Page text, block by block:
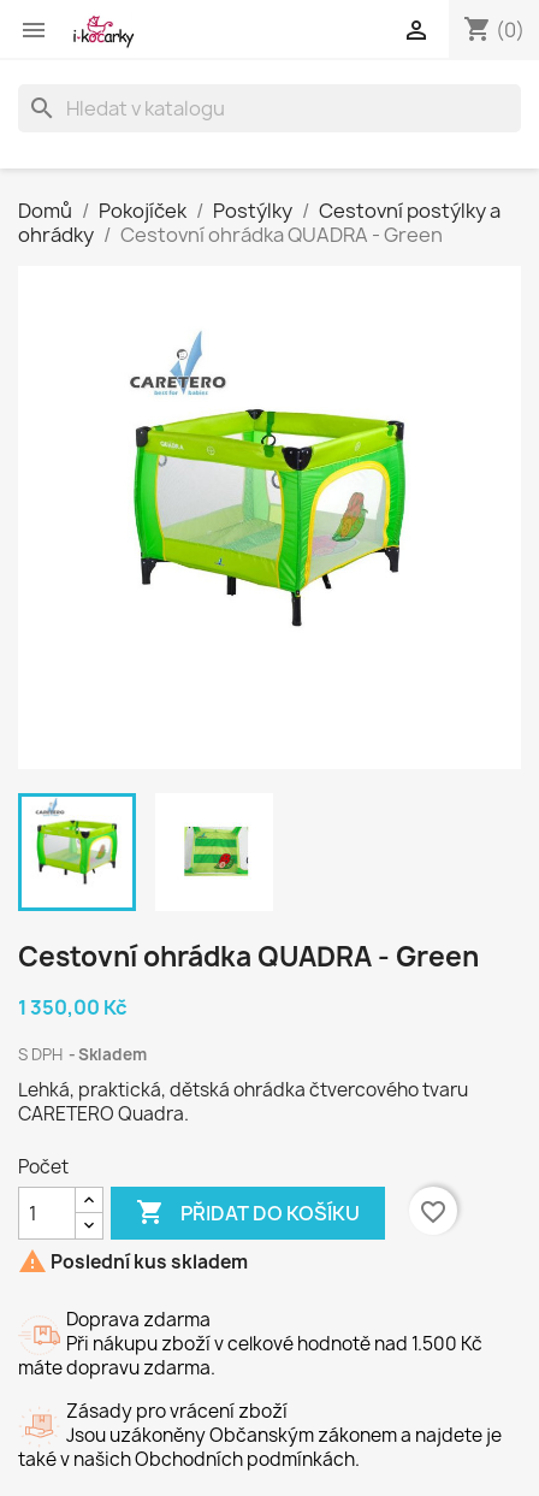
 shopping_cart (0)

search
Domů Pokojíček Postýlky
Cestovní postýlky a
ohrádky
Cestovní ohrádka QUADRA - Green
Cestovní ohrádka QUADRA - Green
1 350,00 Kč
S DPH Skladem
Lehká, praktická, dětská ohrádka čtvercového tvaru
CARETERO Quadra.
Počet
 PŘIDAT DO KOŠÍKU
favorite_border
 Poslední kus skladem
Doprava zdarma
Při nákupu zboží v celkové hodnotě nad 1.500 Kč
máte dopravu zdarma.
Zásady pro vrácení zboží
Jsou uzákoněny Občanským zákonem a najdete je
také v našich Obchodních podmínkách.